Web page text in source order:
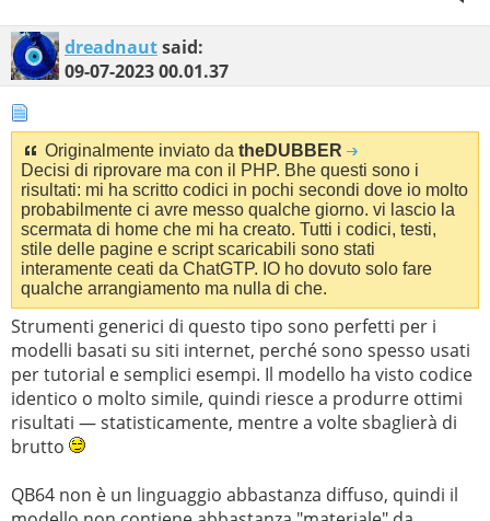
dreadnautsaid:
09-07-202300.01.37
Originalmente inviato da theDUBBER
Decisi di riprovare ma con il PHP. Bhe questi sono i
risultati: mi ha scritto codici in pochi secondi dove io molto
probabilmente ci avre messo qualche giorno. vi lascio la
scermata di home che mi ha creato. Tutti i codici, testi,
stile delle pagine e script scaricabili sono stati
interamente ceati da ChatGTP. IO ho dovuto solo fare
qualche arrangiamento ma nulla di che.
Strumenti generici di questo tipo sono perfetti per i
modelli basati su siti internet, perché sono spesso usati
per tutorial e semplici esempi. Il modello ha visto codice
identico o molto simile, quindi riesce a produrre ottimi
risultati — statisticamente, mentre a volte sbaglierà di
brutto
QB64 non è un linguaggio abbastanza diffuso, quindi il